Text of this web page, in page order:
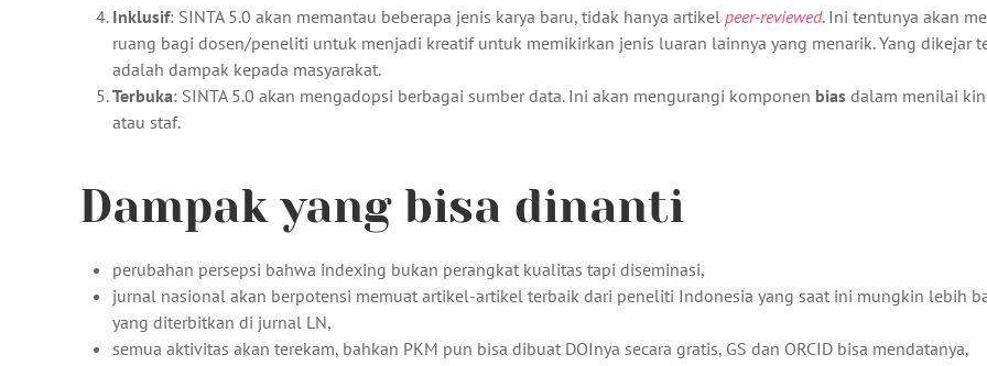
Inklusif: SINTA 5.0 akan memantau beberapa jenis karya baru, tidak hanya artikel peer-reviewed. Ini tentunya akan
ruang bagi dosen/peneliti untuk menjadi kreatif untuk memikirkan jenis luaran lainnya yang menarik. Yang dikejar
adalah dampak kepada masyarakat.
Terbuka: SINTA 5.0 akan mengadopsi berbagai sumber data. Ini akan mengurangi komponen bias dalam menilai
atau staf.
Dampak yang bisa dinanti
perubahan persepsi bahwa indexing bukan perangkat kualitas tapi diseminasi,
jurnal nasional akan berpotensi memuat artikel-artikel terbaik dari peneliti Indonesia yang saat ini mungkin lebih
yang diterbitkan di jurnal LN,
semua aktivitas akan terekam, bahkan PKM pun bisa dibuat DOInya secara gratis, GS dan ORCID bisa mendatanya,